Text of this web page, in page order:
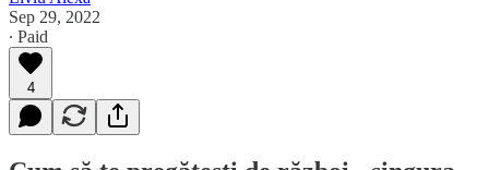
Sep 29, 2022
∙ Paid
4